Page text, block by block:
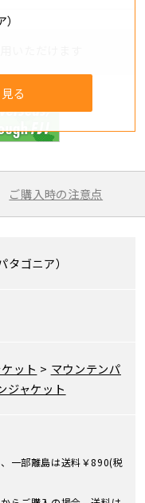
る
いただけます
ご購入時の注意点
タゴニア）
ット > マウンテンパ
ジャケット
一部離島は送料￥890(税